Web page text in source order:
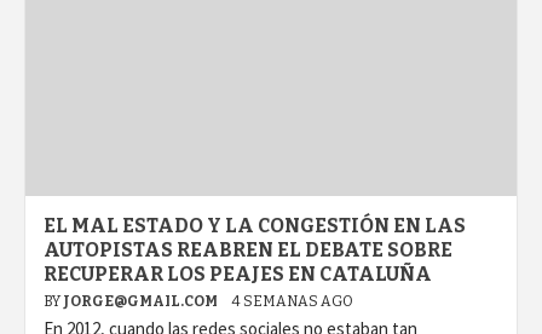
EL MAL ESTADO Y LA CONGESTIÓN EN LAS
AUTOPISTAS REABREN EL DEBATE SOBRE
RECUPERAR LOS PEAJES EN CATALUÑA
BY JORGE@GMAIL.COM 4 SEMANAS AGO
En 2012, cuando las redes sociales no estaban tan